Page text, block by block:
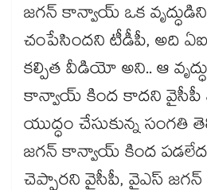
జగన్ కాన్వాయ్ ఒక
చంపేసిందని టీడీపీ, అది
కల్పిత వీడియో అని.. ఆ
కాన్వాయ్ కింద కాదని
యుద్ధం చేసుకున్న
జగన్ కాన్వాయ్ కింద
చెప్పారని వైసీపీ, వైఎస్ జగన్